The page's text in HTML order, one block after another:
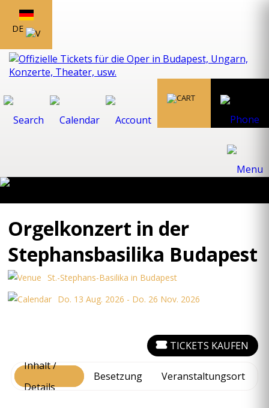
DE
Orgelkonzert in der
Stephansbasilika Budapest
St.-Stephans-Basilika in Budapest
Do. 13 Aug. 2026 - Do. 26 Nov. 2026
Inhalt /
Details
Besetzung Veranstaltungsort
TICKETS KAUFEN